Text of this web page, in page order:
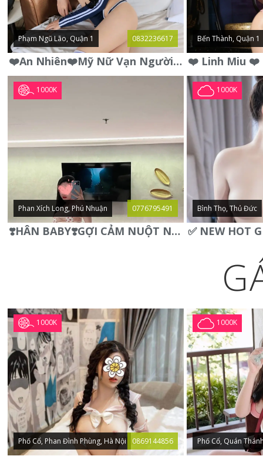
Phạm Ngũ Lão, Quận 1 0832236617
❤️An Nhiên❤️Mỹ Nữ Vạn Người Mê,Da Trắng, Mặt Xynh, Đẹp Từng
Bến Thành, Quận 1
1000K
Phan Xích Long, Phú Nhuận 0776795491
❣️HÂN BABY❣️GỢI CẢM NUỘT NÀ DÁNG SON XINH XINH QUYẾN RŨ
1000K
Bình Thọ, Thủ Đức
1000K
Phố Cổ, Phan Đình Phùng, Hà Nội 0869144856
1000K
Phố Cổ, Quán